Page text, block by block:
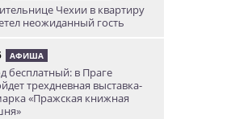
Чехии в квартиру
неожиданный гость
АФИША
бесплатный: в Праге
трехдневная выставка-
«Пражская книжная